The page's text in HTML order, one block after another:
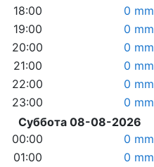
18:00
0 mm
19:00
0 mm
20:00
0 mm
21:00
0 mm
22:00
0 mm
23:00
0 mm
Суббота 08-08-2026
00:00
0 mm
01:00
0 mm